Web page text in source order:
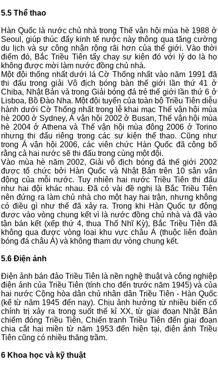
5.5 Thể thao
Hàn Quốc là nước chủ nhà trong Thế vận hội mùa hè 1988 ở
Seoul, giúp thúc đẩy kinh tế nước này thông qua tăng cường
du lịch và sự công nhận rộng rãi hơn của thế giới. Vào thời
điểm đó, Bắc Triều Tiên tẩy chay sự kiện đó với lý do là họ
không được mời làm nước đồng chủ nhà.
Một đội thống nhất dưới lá Cờ Thống nhất vào năm 1991 đã
thi đấu trong giải Vô địch bóng bàn thế giới lần thứ 41 ở
Chiba, Nhật Bản và trong Giải bóng đá trẻ thế giới lần thứ 6 ở
Lisboa, Bồ Đào Nha. Một đội tuyển của toàn bộ Triều Tiên diễu
hành dưới Cờ Thống nhất trong lễ khai mạc Thế vận hội mùa
hè 2000 ở Sydney, Á vận hội 2002 ở Busan, Thế vận hội mùa
hè 2004 ở Athena và Thế vận hội mùa đông 2006 ở Torino
nhưng thi đấu riêng trong các sự kiện thể thao. Cũng như
trong Á vận hội 2006, các viên chức Hàn Quốc đã công bố
rằng cả hai nước sẽ thi đấu trong cùng một đội.
Vào mùa hè năm 2002, Giải vô địch bóng đá thế giới 2002
được tổ chức bởi Hàn Quốc và Nhật Bản trên 10 sân vận
động của mỗi nước. Tuy nhiên hai nước Triều Tiên thi đấu
như hai đội khác nhau. Đã có vài đề nghị là Bắc Triều Tiên
nên đứng ra làm chủ nhà cho một hay hai trận, nhưng không
có điều gì như thế đã xảy ra. Trong khi Hàn Quốc tự động
được vào vòng chung kết vì là nước đồng chủ nhà và đã vào
tận bán kết (xếp thứ 4, thua Thổ Nhĩ Kỳ), Bắc Triều Tiên đã
không qua được vòng loại khu vực châu Á (thuộc liên đoàn
bóng đá châu Á) và không tham dự vòng chung kết.
5.6 Điện ảnh
Điện ảnh bán đảo Triều Tiên là nền nghệ thuật và công nghiệp
điện ảnh của Triều Tiên (tính cho đến trước năm 1945) và của
hai nước Cộng hòa dân chủ nhân dân Triều Tiên - Hàn Quốc
(kể từ năm 1945 đến nay). Chịu ảnh hưởng từ nhiều biến cố
chính trị xảy ra trong suốt thế kỉ XX, từ giai đoạn Nhật Bản
chiếm đóng Triều Tiên, Chiến tranh Triều Tiên đến giai đoạn
chia cắt hai miền từ năm 1953 đến hiện tại, điện ảnh Triều
Tiên cũng có nhiều thăng trầm.
6 Khoa học và kỹ thuật